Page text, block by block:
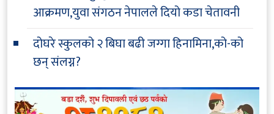
आक्रमण,युवा संगठन नेपालले दियो कडा चेतावनी
दोघरे स्कुलको २ बिघा बढी जग्गा हिनामिना,को-को
छन् संलग्न?